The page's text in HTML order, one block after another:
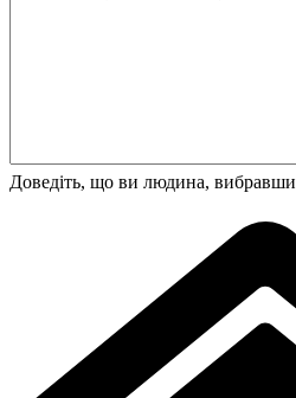
Доведіть, що ви людина, вибравши